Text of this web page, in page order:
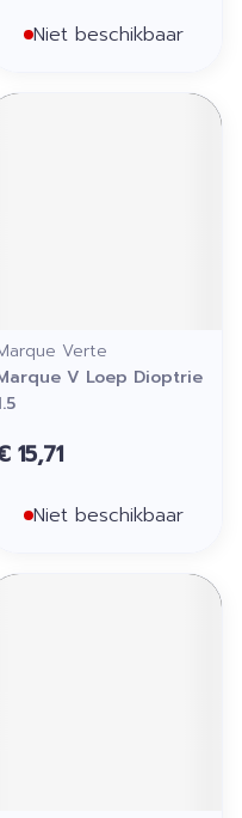
Niet beschikbaar
Verte
V Loep Dioptrie
15,71
Niet beschikbaar